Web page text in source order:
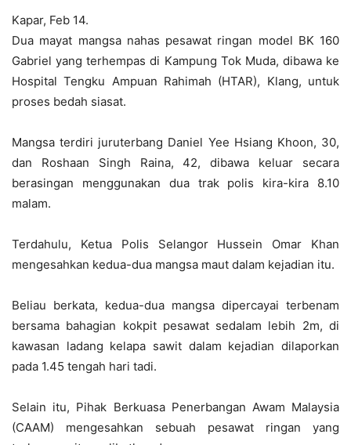
Kapar, Feb 14.
Dua mayat mangsa nahas pesawat ringan model BK 160
Gabriel yang terhempas di Kampung Tok Muda, dibawa ke
Hospital Tengku Ampuan Rahimah (HTAR), Klang, untuk
proses bedah siasat.
Mangsa terdiri juruterbang Daniel Yee Hsiang Khoon, 30,
dan Roshaan Singh Raina, 42, dibawa keluar secara
berasingan menggunakan dua trak polis kira-kira 8.10
malam.
Terdahulu, Ketua Polis Selangor Hussein Omar Khan
mengesahkan kedua-dua mangsa maut dalam kejadian itu.
Beliau berkata, kedua-dua mangsa dipercayai terbenam
bersama bahagian kokpit pesawat sedalam lebih 2m, di
kawasan ladang kelapa sawit dalam kejadian dilaporkan
pada 1.45 tengah hari tadi.
Selain itu, Pihak Berkuasa Penerbangan Awam Malaysia
(CAAM) mengesahkan sebuah pesawat ringan yang